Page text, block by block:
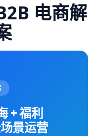
电商解
+ 福利
景运营